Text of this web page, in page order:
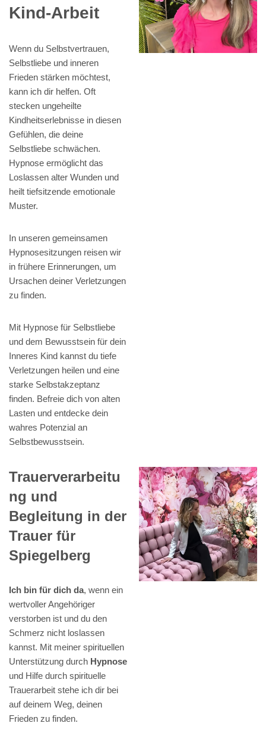
Kind-Arbeit
Wenn du Selbstvertrauen,
Selbstliebe und inneren
Frieden stärken möchtest,
kann ich dir helfen. Oft
stecken ungeheilte
Kindheitserlebnisse in diesen
Gefühlen, die deine
Selbstliebe schwächen.
Hypnose ermöglicht das
Loslassen alter Wunden und
heilt tiefsitzende emotionale
Muster.
In unseren gemeinsamen
Hypnosesitzungen reisen wir
in frühere Erinnerungen, um
Ursachen deiner Verletzungen
zu finden.
Mit Hypnose für Selbstliebe
und dem Bewusstsein für dein
Inneres Kind kannst du tiefe
Verletzungen heilen und eine
starke Selbstakzeptanz
finden. Befreie dich von alten
Lasten und entdecke dein
wahres Potenzial an
Selbstbewusstsein.
Trauerverarbeitu
ng und
Begleitung in der
Trauer für
Spiegelberg
Ich bin für dich da, wenn ein
wertvoller Angehöriger
verstorben ist und du den
Schmerz nicht loslassen
kannst. Mit meiner spirituellen
Unterstützung durch Hypnose
und Hilfe durch spirituelle
Trauerarbeit stehe ich dir bei
auf deinem Weg, deinen
Frieden zu finden.